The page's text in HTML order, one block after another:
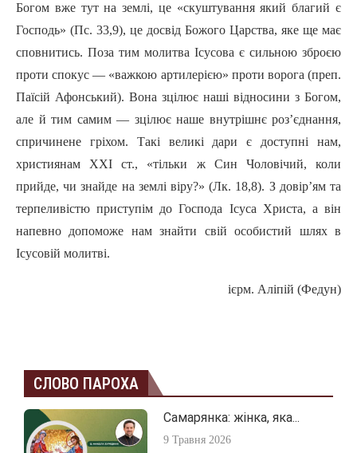
Богом вже тут на землі, це «скуштування який благий є
Господь» (Пc. 33,9), це досвід Божого Царства, яке ще має
сповнитись. Поза тим молитва Ісусова є сильною зброєю
проти спокус — «важкою артилерією» проти ворога (пpeп.
Паїсій Афонський). Вона зцілює наші відносини з Богом,
але й тим самим — зцілює наше внутрішнє роз’єднання,
спричинене гріхом. Такі великі дари є доступні нам,
християнам XXI ст., «тільки ж Син Чоловічий, коли
прийде, чи знайде на землі віру?» (Лк. 18,8). З довір’ям та
терпеливістю приступім до Господа Icyca Христа, а він
напевно допоможе нам знайти свій особистий шлях в
Ісусовій молитві.
ієрм. Аліпій (Федун)
СЛОВО ПАРОХА
Самарянка: жінка, яка...
9 Травня 2026